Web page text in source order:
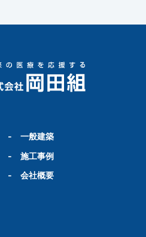
-一般建築
-施工事例
-会社概要